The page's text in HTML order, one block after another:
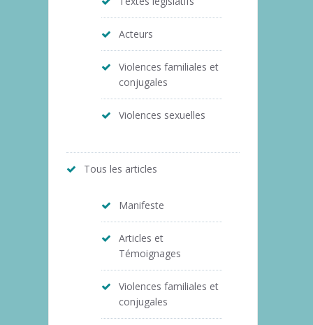
Acteurs
Violences familiales et
conjugales
Violences sexuelles
Tous les articles
Manifeste
Articles et
Témoignages
Violences familiales et
conjugales